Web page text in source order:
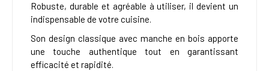
Robuste, durable et agréable à utiliser, il devient un
indispensable de votre cuisine.
Son design classique avec manche en bois apporte
une touche authentique tout en garantissant
efficacité et rapidité.